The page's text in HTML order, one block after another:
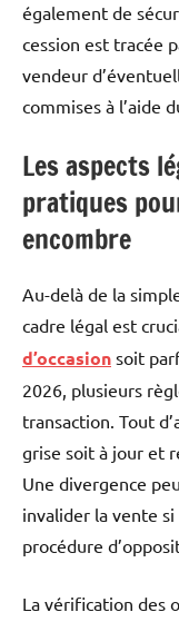
également de
cession est tracée
vendeur
commises à l’aide
Les aspects
pratiques
encombre
Au-delà de la
cadre légal est
d’occasion soit
2026, plusieurs
transaction. Tout
grise soit à jour et
Une divergence
invalider la vente
procédure
La vérification des